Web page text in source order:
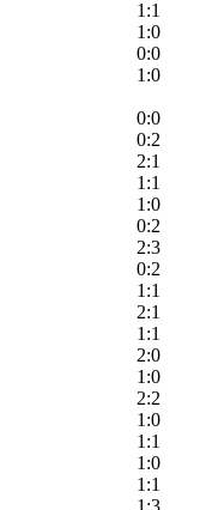
1:1
1:0
0:0
1:0
0:0
0:2
2:1
1:1
1:0
0:2
2:3
0:2
1:1
2:1
1:1
2:0
1:0
2:2
1:0
1:1
1:0
1:1